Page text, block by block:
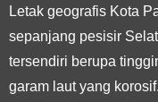
Letak geografis Kota
sepanjang pesisir
tersendiri berupa
garam laut yang